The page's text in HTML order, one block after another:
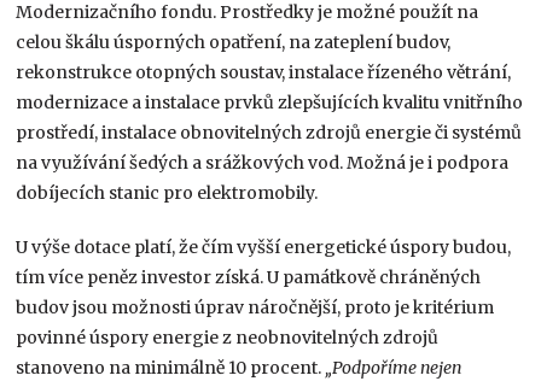
Modernizačního fondu. Prostředky je možné použít na
celou škálu úsporných opatření, na zateplení budov,
rekonstrukce otopných soustav, instalace řízeného větrání,
modernizace a instalace prvků zlepšujících kvalitu vnitřního
prostředí, instalace obnovitelných zdrojů energie či systémů
na využívání šedých a srážkových vod. Možná je i podpora
dobíjecích stanic pro elektromobily.
U výše dotace platí, že čím vyšší energetické úspory budou,
tím více peněz investor získá. U památkově chráněných
budov jsou možnosti úprav náročnější, proto je kritérium
povinné úspory energie z neobnovitelných zdrojů
stanoveno na minimálně 10 procent. „Podpoříme nejen